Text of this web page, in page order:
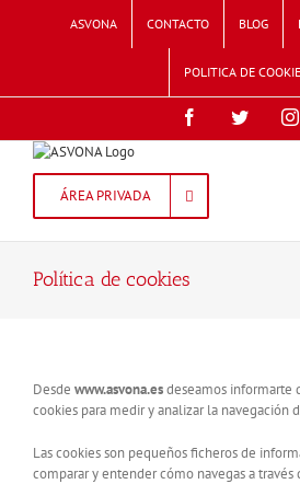
ASVONA CONTACTO BLOG
POLITICA DE
FacebookTwitter
ÁREA PRIVADA
Política de cookies
Desde www.asvona.esdeseamos informarte
cookies para medir y analizar la navegación
Las cookies son pequeños ficheros de
comparar y entender cómo navegas a través